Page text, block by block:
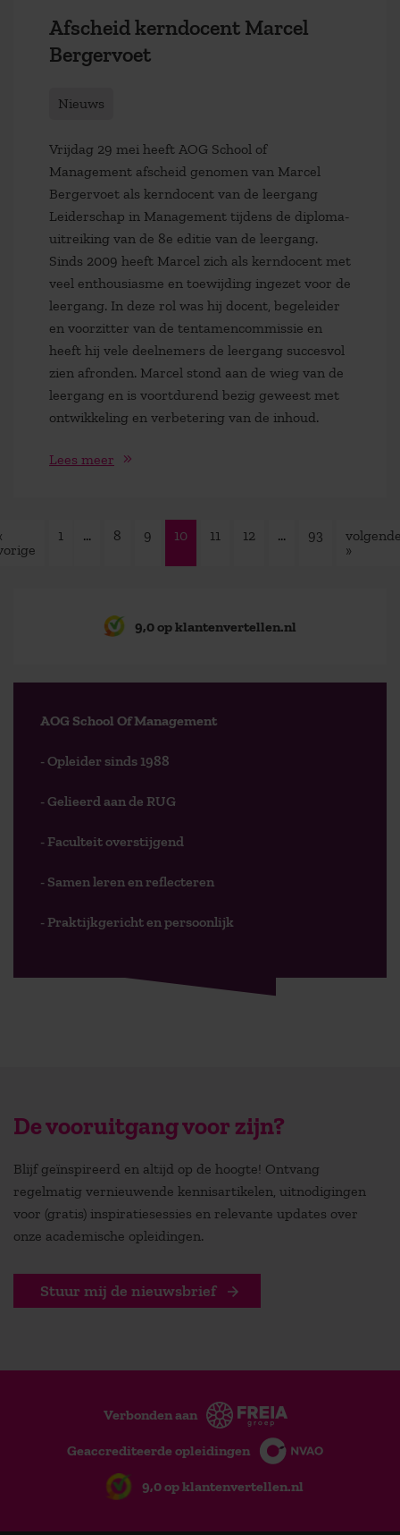
Afscheid kerndocent Marcel
Bergervoet
Nieuws
Vrijdag 29 mei heeft AOG School of
Management afscheid genomen van Marcel
Bergervoet als kerndocent van de leergang
Leiderschap in Management tijdens de diploma-
uitreiking van de 8e editie van de leergang.
Sinds 2009 heeft Marcel zich als kerndocent met
veel enthousiasme en toewijding ingezet voor de
leergang. In deze rol was hij docent, begeleider
en voorzitter van de tentamencommissie en
heeft hij vele deelnemers de leergang succesvol
zien afronden. Marcel stond aan de wieg van de
leergang en is voortdurend bezig geweest met
ontwikkeling en verbetering van de inhoud.
Lees meer
1 … 8 9 10 11 12 … 93
»
9,0 op klantenvertellen.nl
AOG School Of Management
- Opleider sinds 1988
- Gelieerd aan de RUG
- Faculteit overstijgend
- Samen leren en reflecteren
- Praktijkgericht en persoonlijk
De vooruitgang voor zijn?
Blijf geïnspireerd en altijd op de hoogte! Ontvang
regelmatig vernieuwende kennisartikelen, uitnodigingen
voor (gratis) inspiratiesessies en relevante updates over
onze academische opleidingen.
Stuur mij de nieuwsbrief
Verbonden aan
Geaccrediteerde opleidingen
9,0 op klantenvertellen.nl